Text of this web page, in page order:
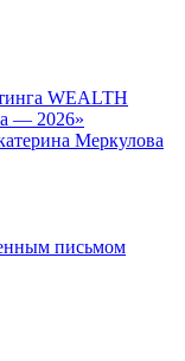
WEALTH
— 2026»
Меркулова
письмом